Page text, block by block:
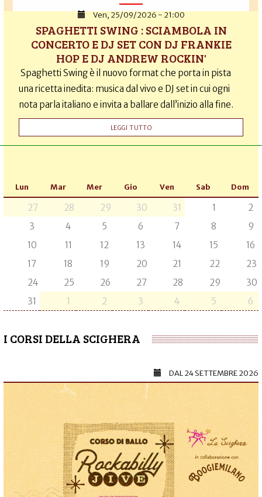
Ven, 25/09/2026 - 21:00
SPAGHETTI SWING : SCIAMBOLA IN
CONCERTO E DJ SET CON DJ FRANKIE
HOP E DJ ANDREW ROCKIN'
Spaghetti Swing è il nuovo format che porta in pista
una ricetta inedita: musica dal vivo e DJ set in cui ogni
nota parla italiano e invita a ballare dall’inizio alla fine.
LEGGI TUTTO
Lun Mar Mer Gio Ven Sab Dom
27 28 29 30 31 1
2
3
4 5 6 7 8
9
10
11 12 13 14 15
16
17
18 19 20 21 22
23
24
25 26 27 28 29
30
31
1 2 3 4 5 6
I CORSI DELLA SCIGHERA
DAL24 SETTEMBRE 2026